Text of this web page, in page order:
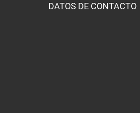
DATOS DE CONTACTO